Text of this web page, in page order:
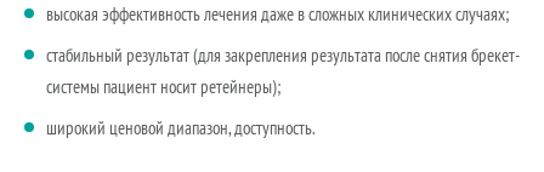
высокая эффективность лечения даже в сложных клинических случаях;
стабильный результат (для закрепления результата после снятия брекет-
системы пациент носит ретейнеры);
широкий ценовой диапазон, доступность.